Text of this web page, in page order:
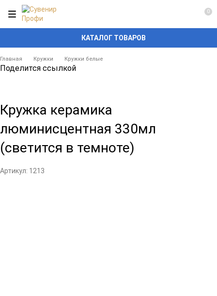
КАТАЛОГ ТОВАРОВ
0
Главная Кружки Кружки белые
Поделится ссылкой
Кружка керамика
люминисцентная 330мл
(светится в темноте)
Артикул: 1213